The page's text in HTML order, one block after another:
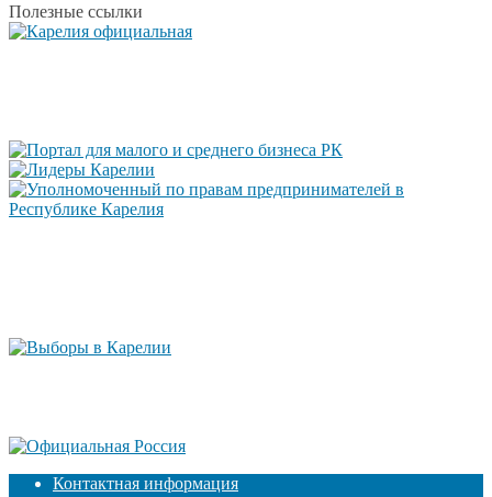
Полезные ссылки
Контактная информация